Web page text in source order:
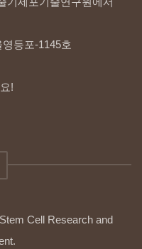
등포-1145호
!
Cell Research and